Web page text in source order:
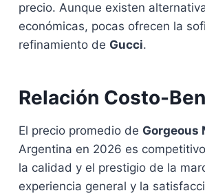
precio. Aunque existen
económicas, pocas ofrecen la
refinamiento de Gucci.
Relación Costo-
El precio promedio de Gorgeous
Argentina en 2026 es
la calidad y el prestigio de la
experiencia general y la